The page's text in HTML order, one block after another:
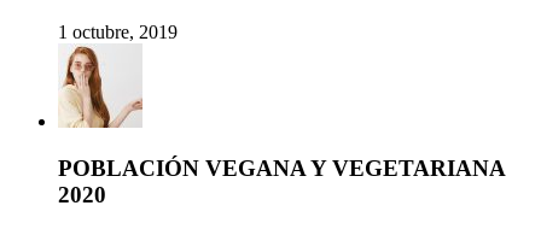
1 octubre, 2019
POBLACIÓN VEGANA Y VEGETARIANA
2020